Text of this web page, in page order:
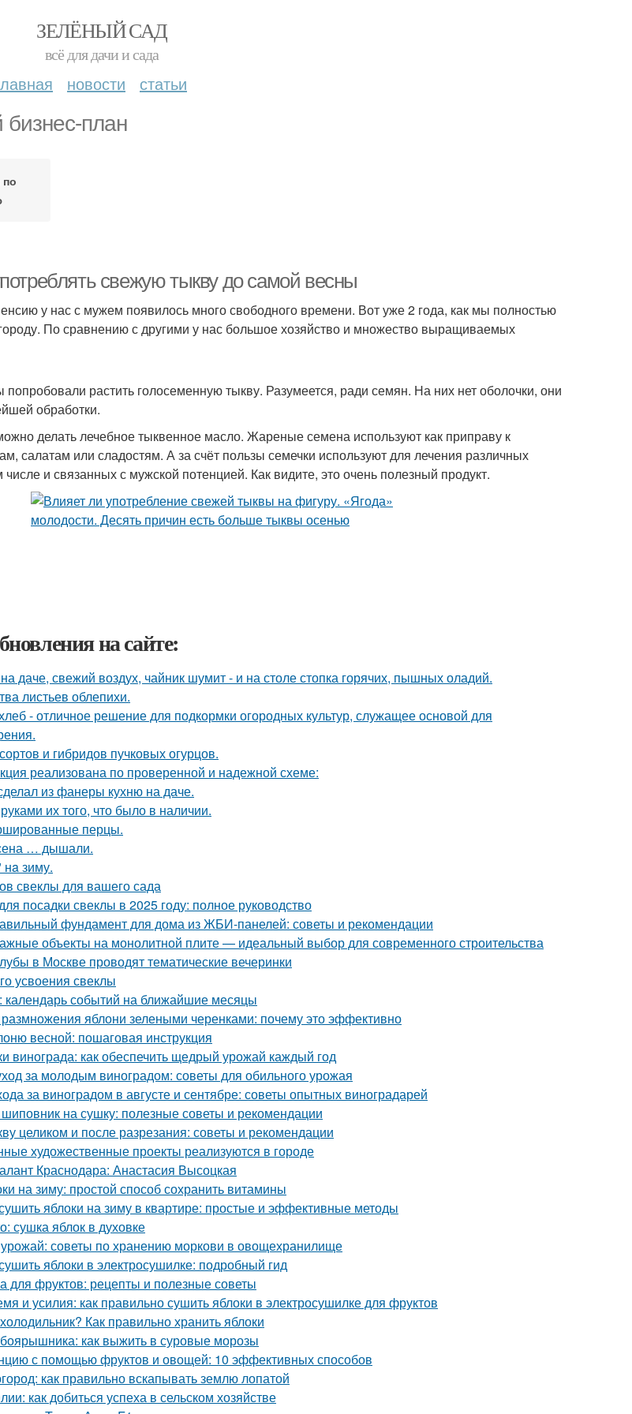
ЗЕЛЁНЫЙ САД
всё для дачи и сада
новости статьи
план
по
свежую тыкву до самой весны
у нас с мужем появилось много свободного времени. Вот уже 2 года, как мы полностью
По сравнению с другими у нас большое хозяйство и множество выращиваемых
растить голосеменную тыкву. Разумеется, ради семян. На них нет оболочки, они
обработки.
делать лечебное тыквенное масло. Жареные семена используют как приправу к
салатам или сладостям. А за счёт пользы семечки используют для лечения различных
и связанных с мужской потенцией. Как видите, это очень полезный продукт.
на сайте:
даче, свежий воздух, чайник шумит - и на столе стопка горячих, пышных оладий.
листьев облепихи.
- отличное решение для подкормки огородных культур, служащее основой для
и гибридов пучковых огурцов.
реализована по проверенной и надежной схеме:
из фанеры кухню на даче.
их того, что было в наличии.
перцы.
… дышали.
зиму.
свеклы для вашего сада
посадки свеклы в 2025 году: полное руководство
фундамент для дома из ЖБИ-панелей: советы и рекомендации
объекты на монолитной плите — идеальный выбор для современного строительства
в Москве проводят тематические вечеринки
усвоения свеклы
календарь событий на ближайшие месяцы
яблони зелеными черенками: почему это эффективно
весной: пошаговая инструкция
винограда: как обеспечить щедрый урожай каждый год
за молодым виноградом: советы для обильного урожая
за виноградом в августе и сентябре: советы опытных виноградарей
шиповник на сушку: полезные советы и рекомендации
целиком и после разрезания: советы и рекомендации
художественные проекты реализуются в городе
Краснодара: Анастасия Высоцкая
на зиму: простой способ сохранить витамины
яблоки на зиму в квартире: простые и эффективные методы
сушка яблок в духовке
советы по хранению моркови в овощехранилище
яблоки в электросушилке: подробный гид
для фруктов: рецепты и полезные советы
и усилия: как правильно сушить яблоки в электросушилке для фруктов
Как правильно хранить яблоки
как выжить в суровые морозы
с помощью фруктов и овощей: 10 эффективных способов
как правильно вскапывать землю лопатой
как добиться успеха в сельском хозяйстве